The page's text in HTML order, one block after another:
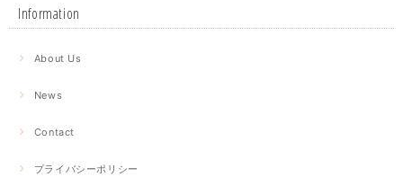
Information
About Us
News
Contact
プライバシーポリシー